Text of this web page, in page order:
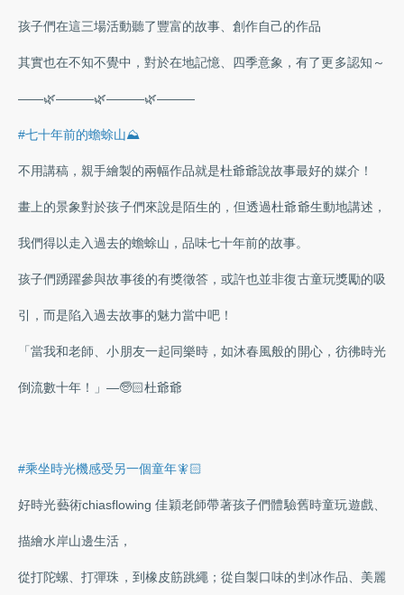
孩子們在這三場活動聽了豐富的故事、創作自己的作品
其實也在不知不覺中，對於在地記憶、四季意象，有了更多認知～
——🌿———🌿———🌿———
#七十年前的蟾蜍山⛰️
不用講稿，親手繪製的兩幅作品就是杜爺爺說故事最好的媒介！
畫上的景象對於孩子們來說是陌生的，但透過杜爺爺生動地講述，
我們得以走入過去的蟾蜍山，品味七十年前的故事。
孩子們踴躍參與故事後的有獎徵答，或許也並非復古童玩獎勵的吸
引，而是陷入過去故事的魅力當中吧！
「當我和老師、小朋友一起同樂時，如沐春風般的開心，彷彿時光
倒流數十年！」—🧓🏻杜爺爺
#乘坐時光機感受另一個童年🧚🏻
好時光藝術chiasflowing 佳穎老師帶著孩子們體驗舊時童玩遊戲、
描繪水岸山邊生活，
從打陀螺、打彈珠，到橡皮筋跳繩；從自製口味的剉冰作品、美麗